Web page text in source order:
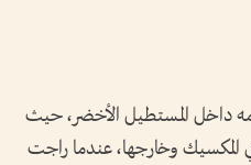
داخل المستطيل الأخضر، حيث
المكسيك وخارجها، عندما راجت